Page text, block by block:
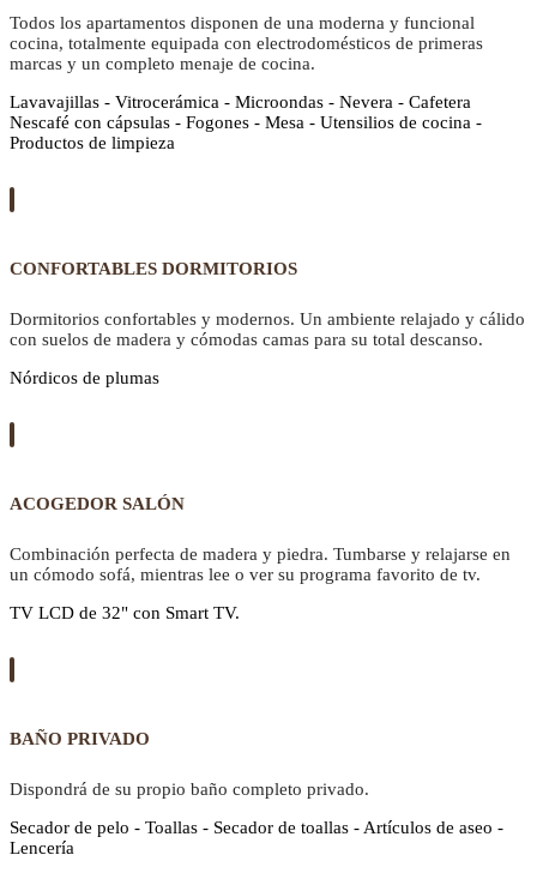
Todos los apartamentos disponen de una moderna y funcional
cocina, totalmente equipada con electrodomésticos de primeras
marcas y un completo menaje de cocina.
Lavavajillas - Vitrocerámica - Microondas - Nevera - Cafetera
Nescafé con cápsulas - Fogones - Mesa - Utensilios de cocina -
Productos de limpieza
CONFORTABLES DORMITORIOS
Dormitorios confortables y modernos. Un ambiente relajado y cálido
con suelos de madera y cómodas camas para su total descanso.
Nórdicos de plumas
ACOGEDOR SALÓN
Combinación perfecta de madera y piedra. Tumbarse y relajarse en
un cómodo sofá, mientras lee o ver su programa favorito de tv.
TV LCD de 32" con Smart TV.
BAÑO PRIVADO
Dispondrá de su propio baño completo privado.
Secador de pelo - Toallas - Secador de toallas - Artículos de aseo -
Lencería